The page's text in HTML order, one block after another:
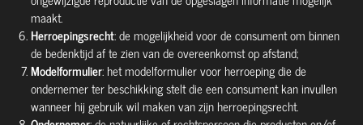
maakt.
Herroepingsrecht: de mogelijkheid voor de consument om binnen
de bedenktijd af te zien van de overeenkomst op afstand;
Modelformulier: het modelformulier voor herroeping die de
ondernemer ter beschikking stelt die een consument kan invullen
wanneer hij gebruik wil maken van zijn herroepingsrecht.